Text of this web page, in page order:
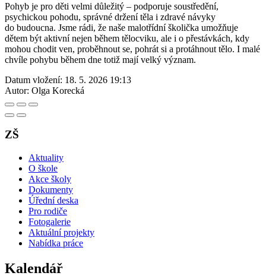
Pohyb je pro děti velmi důležitý – podporuje soustředění,
psychickou pohodu, správné držení těla i zdravé návyky
do budoucna. Jsme rádi, že naše malotřídní školička umožňuje
dětem být aktivní nejen během tělocviku, ale i o přestávkách, kdy
mohou chodit ven, proběhnout se, pohrát si a protáhnout tělo. I malé
chvíle pohybu během dne totiž mají velký význam.
Datum vložení: 18. 5. 2026 19:13
Autor: Olga Korecká
ZŠ
Aktuality
O škole
Akce školy
Dokumenty
Úřední deska
Pro rodiče
Fotogalerie
Aktuální projekty
Nabídka práce
Kalendář